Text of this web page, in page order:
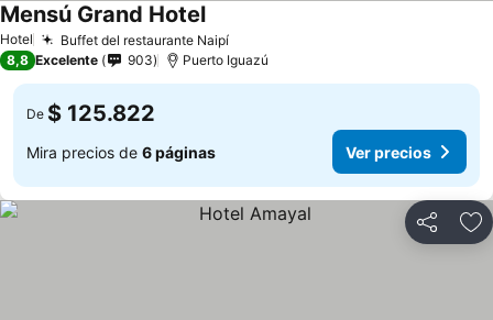
Hotel Buffet del restaurante NaipíVer precios
Mensú Grand HotelVer precios
8,8 Excelente 903 Puerto Iguazú
De $ 125.822
Mira precios de 6 páginas Ver precios
Compartir